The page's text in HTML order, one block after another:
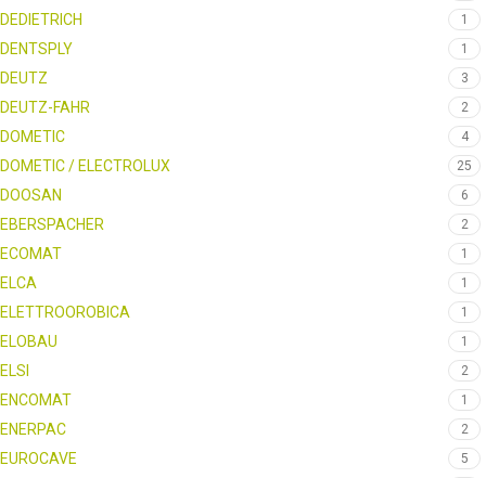
DEDIETRICH 1
DENTSPLY 1
DEUTZ 3
DEUTZ-FAHR 2
DOMETIC 4
DOMETIC / ELECTROLUX 25
DOOSAN 6
EBERSPACHER 2
ECOMAT 1
ELCA 1
ELETTROOROBICA 1
ELOBAU 1
ELSI 2
ENCOMAT 1
ENERPAC 2
EUROCAVE 5